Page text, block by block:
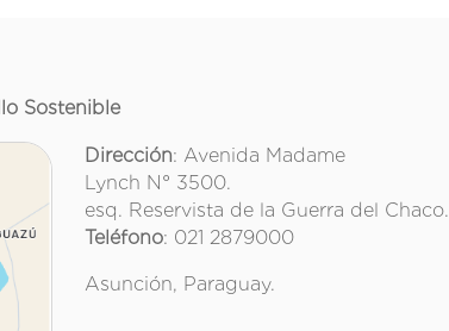
Sostenible
Dirección: Avenida Madame
Lynch N° 3500.
esq. Reservista de la Guerra del Chaco.
Teléfono: 021 2879000
Asunción, Paraguay.